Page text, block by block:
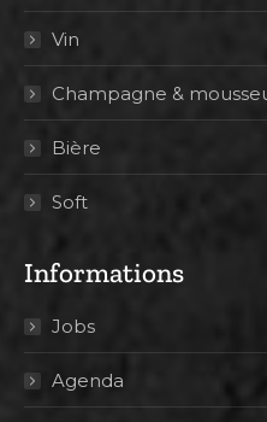
Vin
Champagne &
Bière
Soft
Informations
Jobs
Agenda